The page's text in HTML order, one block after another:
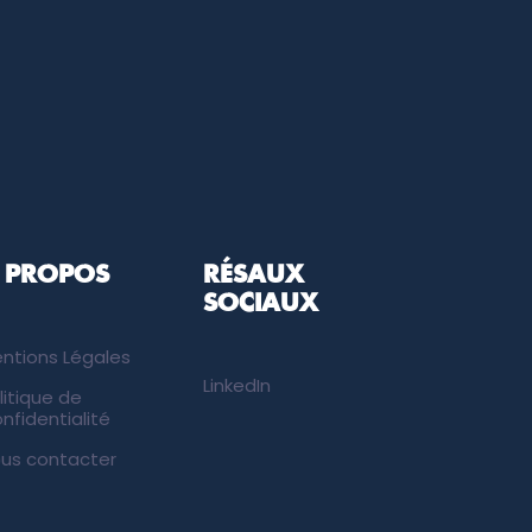
Légales
de
contacter
RÉSAUX
SOCIAUX
LinkedIn